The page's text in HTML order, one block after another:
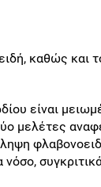
καθώς και
είναι
μελέτες